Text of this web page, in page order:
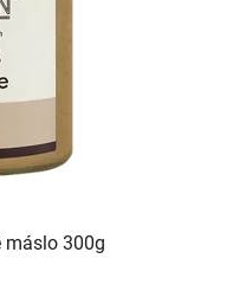
máslo 300g